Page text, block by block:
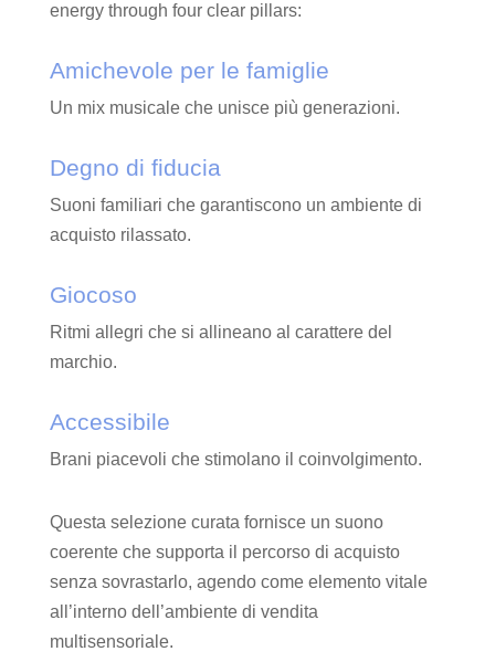
energy through four clear pillars:
Amichevole per le famiglie
Un mix musicale che unisce più generazioni.
Degno di fiducia
Suoni familiari che garantiscono un ambiente di
acquisto rilassato.
Giocoso
Ritmi allegri che si allineano al carattere del
marchio.
Accessibile
Brani piacevoli che stimolano il coinvolgimento.
Questa selezione curata fornisce un suono
coerente che supporta il percorso di acquisto
senza sovrastarlo, agendo come elemento vitale
all’interno dell’ambiente di vendita
multisensoriale.